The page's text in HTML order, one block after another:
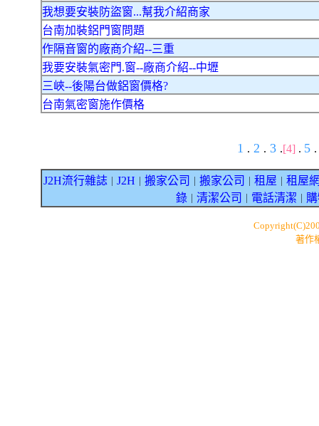
我想要安裝防盜窗...幫我介紹商家
台南加裝鋁門窗問題
作隔音窗的廠商介紹--三重
我要安裝氣密門.窗--廠商介紹--中壢
三峽--後陽台做鋁窗價格?
台南氣密窗施作價格
1 . 2 . 3 .[4] . 5 .
J2H流行雜誌 J2H 搬家公司 搬家公司 租屋
租屋
錄｜ 清潔公司 電話清潔
著作